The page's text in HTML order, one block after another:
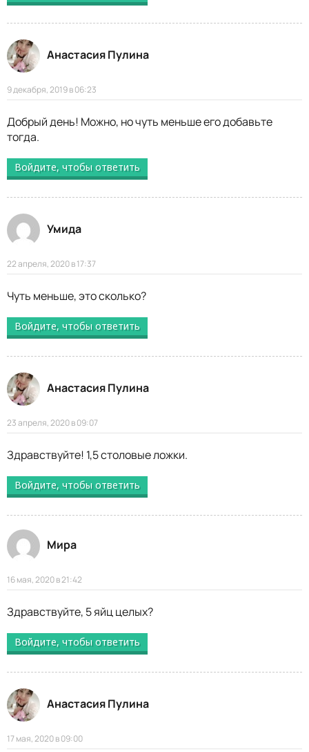
Анастасия Пулина
9 декабря, 2019 в 06:23
Добрый день! Можно, но чуть меньше его добавьте
тогда.
Войдите, чтобы ответить
Умида
22 апреля, 2020 в 17:37
Чуть меньше, это сколько?
Войдите, чтобы ответить
Анастасия Пулина
23 апреля, 2020 в 09:07
Здравствуйте! 1,5 столовые ложки.
Войдите, чтобы ответить
Мира
16 мая, 2020 в 21:42
Здравствуйте, 5 яйц целых?
Войдите, чтобы ответить
Анастасия Пулина
17 мая, 2020 в 09:00